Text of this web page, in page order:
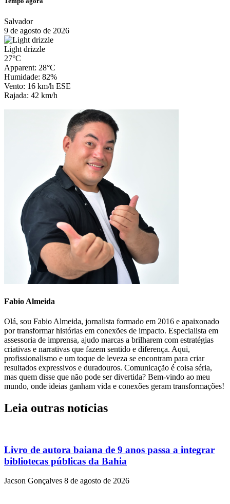
Salvador
9 de agosto de 2026
Light drizzle
27°C
Apparent: 28°C
Humidade: 82%
Vento: 16 km/h ESE
Rajada: 42 km/h
Fabio Almeida
Olá, sou Fabio Almeida, jornalista formado em 2016 e apaixonado
por transformar histórias em conexões de impacto. Especialista em
assessoria de imprensa, ajudo marcas a brilharem com estratégias
criativas e narrativas que fazem sentido e diferença. Aqui,
profissionalismo e um toque de leveza se encontram para criar
resultados expressivos e duradouros. Comunicação é coisa séria,
mas quem disse que não pode ser divertida? Bem-vindo ao meu
mundo, onde ideias ganham vida e conexões geram transformações!
Leia outras notícias
Livro de autora baiana de 9 anos passa a integrar
bibliotecas públicas da Bahia
Jacson Gonçalves 8 de agosto de 2026